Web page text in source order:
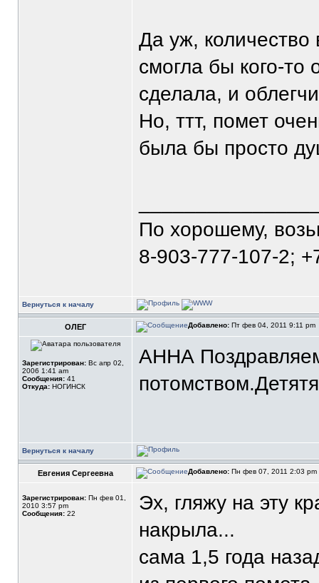
Да уж,
смогла бы кого-то
сделала, и
Но, ттт, помет
была бы просто
По хорошему,
8-903-777-107-2;
Вернуться к началу
ОЛЕГ Добавлено: Пт фев 04, 2011 9:11 pm
Зарегистрирован: Вс апр 02,
2006 1:41 am
Сообщения: 41
Откуда: НОГИНСК
АННА
Вернуться к началу
Евгения Сергеевна Добавлено: Пн фев 07, 2011 2:03 pm
Зарегистрирован: Пн фев 01,
2010 3:57 pm
Сообщения: 22
Эх, гляжу на эту
накрыла...
сама 1,5 года